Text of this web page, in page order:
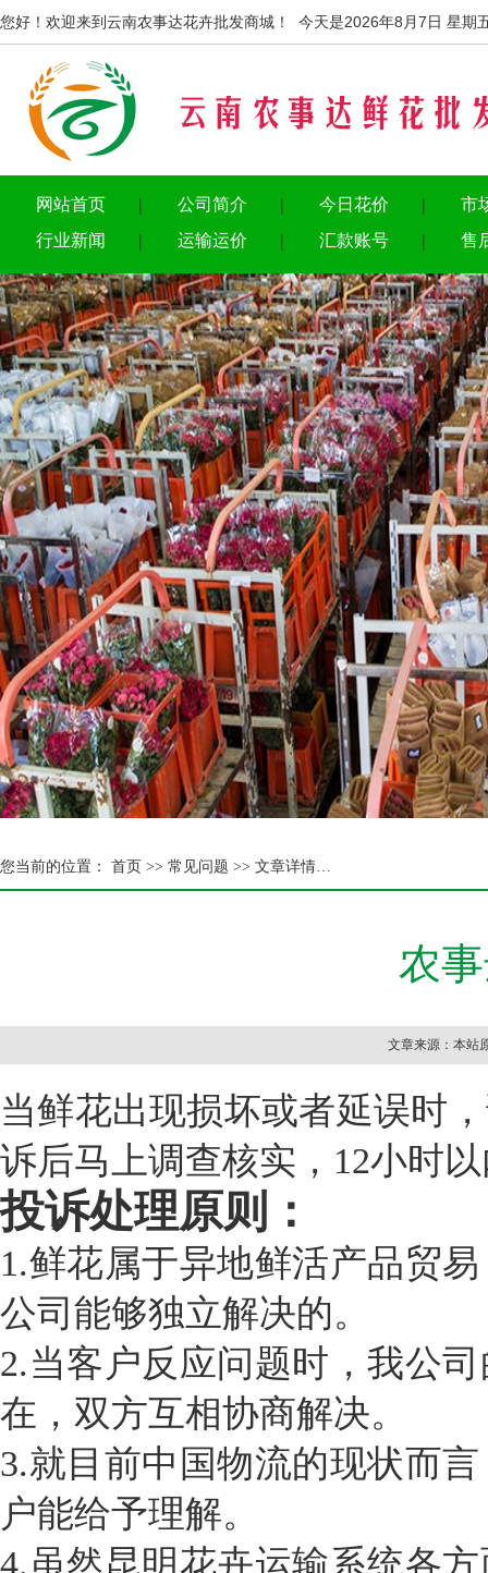
您好！欢迎来到云南农事达花卉批发商城！ 今天是2026年8月7日 星期
网站首页 公司简介 今日花价
市
行业新闻
运输运价 汇款账号 售
您当前的位置： 首页 >> 常见问题 >> 文章详情…
农
文章来源：本站
当鲜花出现损坏或者延误时
诉后马上调查核实， 12小时
投诉处理原则：
1.鲜花属于异地鲜活产品贸
公司能够独立解决的。
2.当客户反应问题时，我公
在，双方互相协商解决。
3.就目前中国物流的现状而
户能给予理解。
4.虽然昆明花卉运输系统各